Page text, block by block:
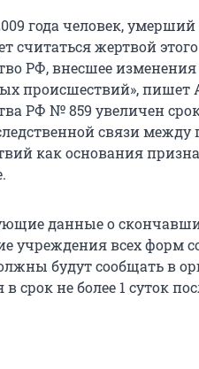
года человек,
считаться жертвой
РФ, внесшее
происшествий», пишет
РФ № 859 увеличен
связи
как основания
данные о
учреждения всех форм
будут сообщать в
срок не более 1 суток